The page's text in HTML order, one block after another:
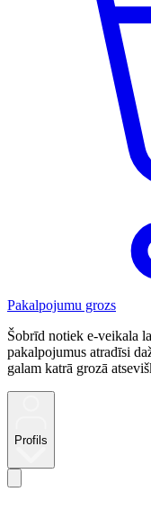
Pakalpojumu grozs
Šobrīd notiek e-veikala
pakalpojumus atradīsi
galam katrā grozā
Profils